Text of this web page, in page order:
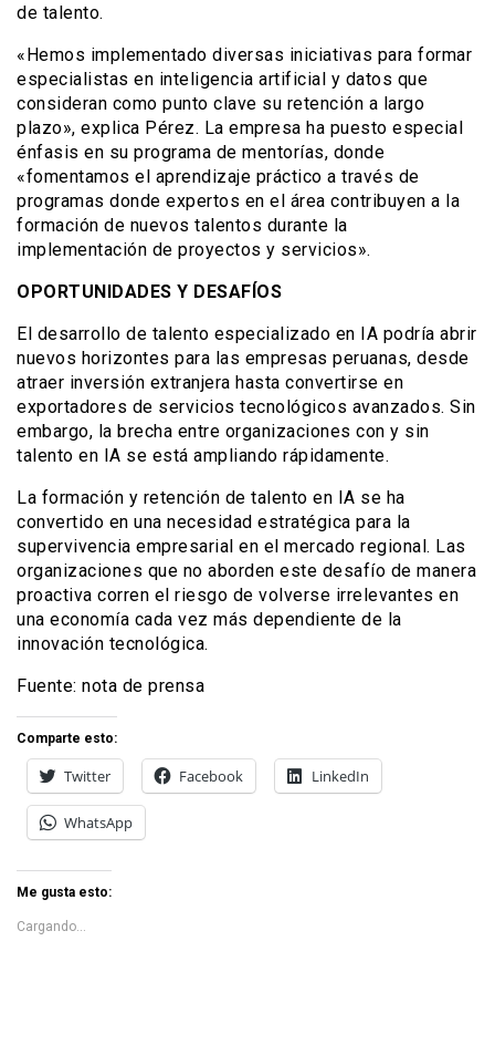
de talento.
«Hemos implementado diversas iniciativas para formar
especialistas en inteligencia artificial y datos que
consideran como punto clave su retención a largo
plazo», explica Pérez. La empresa ha puesto especial
énfasis en su programa de mentorías, donde
«fomentamos el aprendizaje práctico a través de
programas donde expertos en el área contribuyen a la
formación de nuevos talentos durante la
implementación de proyectos y servicios».
OPORTUNIDADES Y DESAFÍOS
El desarrollo de talento especializado en IA podría abrir
nuevos horizontes para las empresas peruanas, desde
atraer inversión extranjera hasta convertirse en
exportadores de servicios tecnológicos avanzados. Sin
embargo, la brecha entre organizaciones con y sin
talento en IA se está ampliando rápidamente.
La formación y retención de talento en IA se ha
convertido en una necesidad estratégica para la
supervivencia empresarial en el mercado regional. Las
organizaciones que no aborden este desafío de manera
proactiva corren el riesgo de volverse irrelevantes en
una economía cada vez más dependiente de la
innovación tecnológica.
Fuente: nota de prensa
Comparte esto:
Twitter Facebook LinkedIn
WhatsApp
Me gusta esto:
Cargando...